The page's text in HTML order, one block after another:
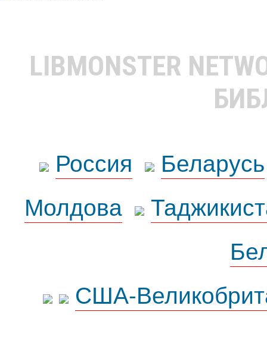
LIBMONSTER
Россия
Беларусь
Молдова
США-